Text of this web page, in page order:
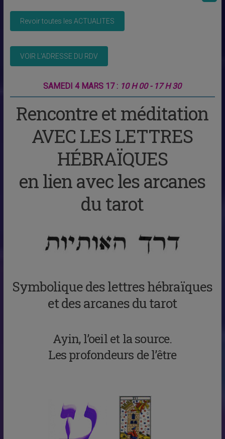
SAMEDI 4 MARS 17 : 10 H 00 - 17 H 30
Rencontre et méditation
AVEC LES LETTRES
HÉBRAÏQUES
en lien avec les arcanes
du tarot
Symbolique des lettres hébraïques
et des arcanes du tarot
Ayin, l’oeil et la source.
Les profondeurs de l’être